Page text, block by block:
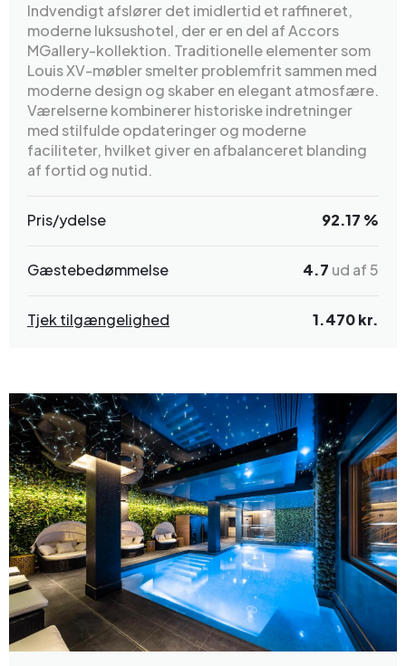
Indvendigt afslører det imidlertid et raffineret,
moderne luksushotel, der er en del af Accors
MGallery-kollektion. Traditionelle elementer som
Louis XV-møbler smelter problemfrit sammen med
moderne design og skaber en elegant atmosfære.
Værelserne kombinerer historiske indretninger
med stilfulde opdateringer og moderne
faciliteter, hvilket giver en afbalanceret blanding
af fortid og nutid.
Pris/ydelse 92.17 %
Gæstebedømmelse 4.7 ud af 5
Tjek tilgængelighed 1.470 kr.